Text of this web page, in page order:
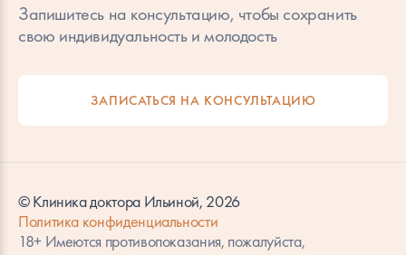
Запишитесь на консультацию, чтобы сохранить
свою индивидуальность и молодость
ЗАПИСАТЬСЯ НА КОНСУЛЬТАЦИЮ
© Клиника доктора Ильиной, 2026
Политика конфиденциальности
18+ Имеются противопоказания, пожалуйста,